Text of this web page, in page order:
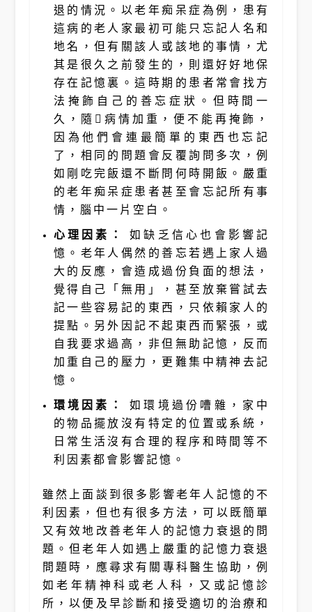
退的情況。以老年痴呆症為例，患有
這病的老人家最初可能只忘記人名和
地名，但有關該人或該地的事情，尤
其是很久之前發生的，則還好好地保
存在記憶裏。這時期的患者常會找方
法掩飾自己的善忘症狀。但時間一
久，隨病情加重，便不能再掩飾，
因為他們會連最簡單的東西也忘記
了，相同的問題會反覆詢問多次，例
如剛吃完飯還不斷問何時開飯。嚴重
的老年痴呆症患者甚至會忘記所有事
情，腦中一片空白。
心理因素 ：
如缺乏信心也會影響記
憶。老年人偶然的善忘若遇上家人過
大的反應，會造成過份負面的想法，
覺得自己「無用」，甚至放棄嘗試去
記一些容易記的東西，只依賴家人的
提點。另外因記不起東西而緊張，或
自我要求過高，非但無助記憶，反而
加重自己的壓力，更難集中精神去記
憶。
環境因素 ：
如環境過份嘈雜，家中
的物品擺放沒有特定的位置或系統，
日常生活沒有合理的程序和時間等不
利因素都會影響記憶。
雖然上面談到很多影響老年人記憶的不
利因素，但也有很多方法，可以既簡單
又有效地改善老年人的記憶力衰退的問
題。但老年人如遇上嚴重的記憶力衰退
問題時，應尋求有關專科醫生協助，例
如老年精神科或老人科，又或記憶診
所，以便及早診斷和接受適切的治療和